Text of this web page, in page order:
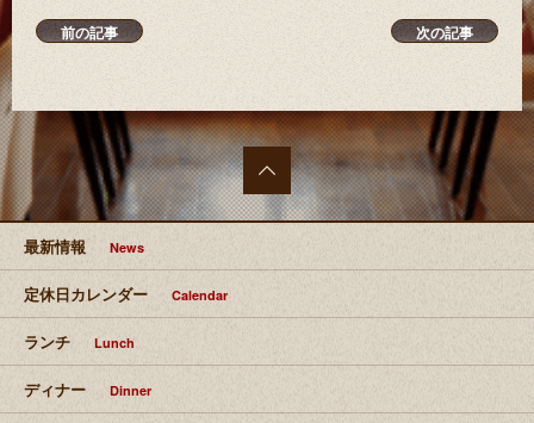
前の記事 次の記事
最上部
へ移動
最新情報 News
定休日カレンダー Calendar
ランチ Lunch
ディナー Dinner